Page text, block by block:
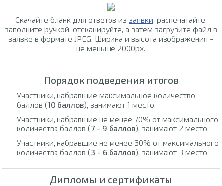
Скачайте бланк для ответов из заявки, распечатайте,
заполните ручкой, отсканируйте, а затем загрузите файл в
заявке в формате JPEG. Ширина и высота изображения -
не меньше 2000px.
Порядок подведения итогов
Участники, набравшие максимальное количество
баллов (10 баллов), занимают 1 место.
Участники, набравшие не менее 70% от максимального
количества баллов (7 - 9 баллов), занимают 2 место.
Участники, набравшие не менее 30% от максимального
количества баллов (3 - 6 баллов), занимают 3 место.
Дипломы и сертификаты